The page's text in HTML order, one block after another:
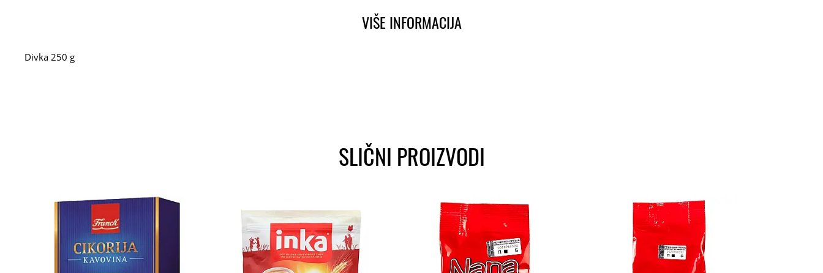
VIŠE INFORMACIJA
Divka 250 g
SLIČNI PROIZVODI